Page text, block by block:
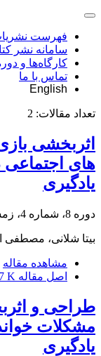
فهرست
سامانه نشر
کارگاه‌ها و
تماس با ما
English
تعداد مقالات: 2
اثربخشی
های اجتماعی
یادگیری
دوره 8، شماره 4، زمستان 1396، صفحه
بیتا شلانی، مصطفی
مشاهده مقاله
اصل مقاله K
طراحی و
مشکلات
یادگیری